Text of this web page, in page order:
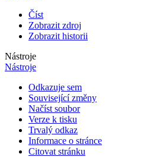
Číst
Zobrazit zdroj
Zobrazit historii
Nástroje
Nástroje
Odkazuje sem
Související změny
Načíst soubor
Verze k tisku
Trvalý odkaz
Informace o stránce
Citovat stránku